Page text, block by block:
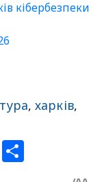
кібербезпеки
,харків,
Telegram